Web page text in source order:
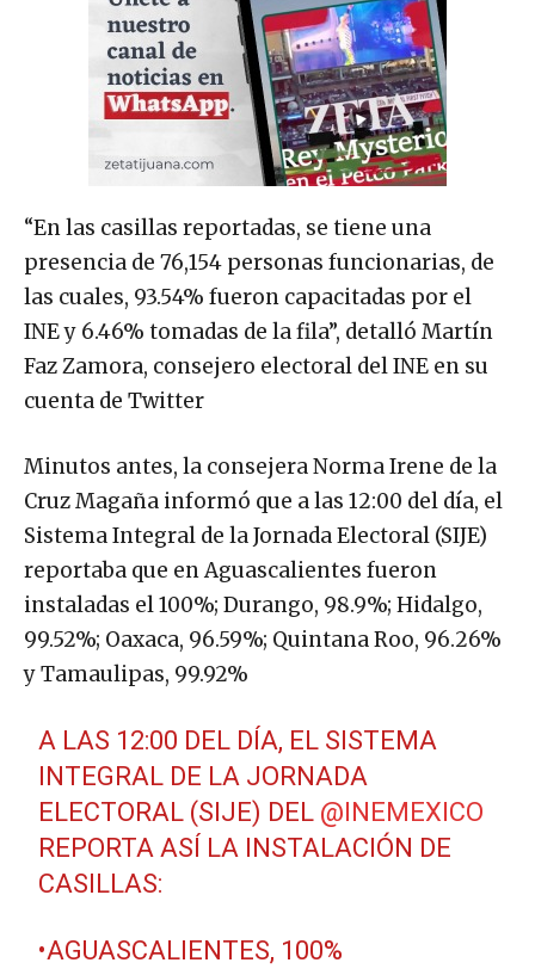
“En las casillas reportadas, se tiene una
presencia de 76,154 personas funcionarias, de
las cuales, 93.54% fueron capacitadas por el
INE y 6.46% tomadas de la fila”, detalló Martín
Faz Zamora, consejero electoral del INE en su
cuenta de Twitter
Minutos antes, la consejera Norma Irene de la
Cruz Magaña informó que a las 12:00 del día, el
Sistema Integral de la Jornada Electoral (SIJE)
reportaba que en Aguascalientes fueron
instaladas el 100%; Durango, 98.9%; Hidalgo,
99.52%; Oaxaca, 96.59%; Quintana Roo, 96.26%
y Tamaulipas, 99.92%
A LAS 12:00 DEL DÍA, EL SISTEMA
INTEGRAL DE LA JORNADA
ELECTORAL (SIJE) DEL @INEMEXICO
REPORTA ASÍ LA INSTALACIÓN DE
CASILLAS:
•AGUASCALIENTES, 100%